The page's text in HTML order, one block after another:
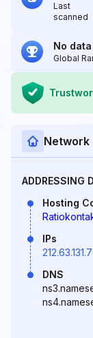
Last
scanned
No data
Global
Network
ADDRESSING
Hosting
IPs
DNS